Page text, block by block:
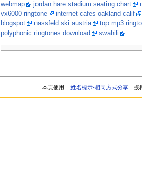
webmap
jordan hare stadium seating chart
vx6000 ringtone
internet cafes oakland calif
blogspot
nassfeld ski austria
top mp3
polyphonic ringtones download
swahili
本頁使用 姓名標示-相同方式分享 授